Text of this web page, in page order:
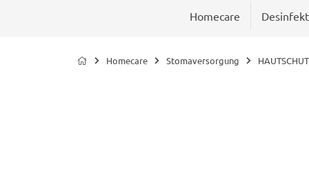
Homecare
Homecare Stomaversorgung